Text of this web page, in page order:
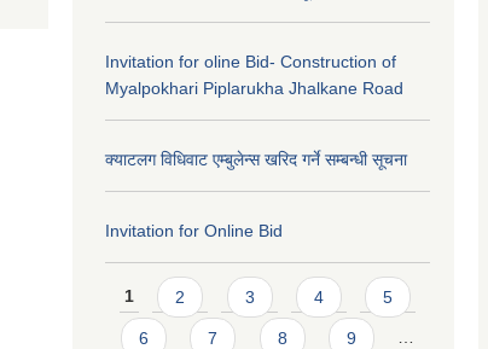
Invitation for oline Bid- Construction of
Myalpokhari Piplarukha Jhalkane Road
क्याटलग विधिवाट एम्बुलेन्स खरिद गर्ने सम्बन्धी सूचना
Invitation for Online Bid
Pages
1 2 3 4 5
6 7 8 9 …